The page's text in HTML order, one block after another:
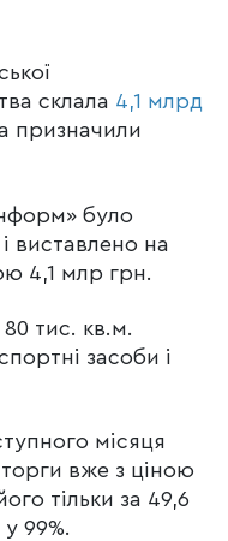
склала 4,1 млрд
призначили
було
виставлено на
4,1 млр грн.
80 тис. кв.м.
засоби і
місяця
вже з ціною
тільки за 49,6
99%.